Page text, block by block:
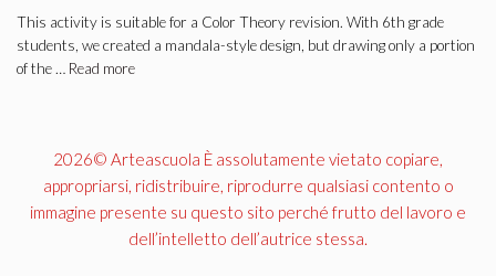
This activity is suitable for a Color Theory revision. With 6th grade
students, we created a mandala-style design, but drawing only a portion
of the … Read more
2026© Arteascuola È assolutamente vietato copiare,
appropriarsi, ridistribuire, riprodurre qualsiasi contento o
immagine presente su questo sito perché frutto del lavoro e
dell’intelletto dell’autrice stessa.